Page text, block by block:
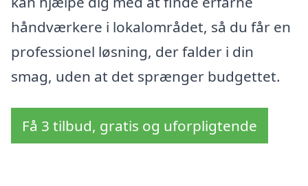
håndværkere i lokalområdet, så du får en
professionel løsning, der falder i din
smag, uden at det sprænger budgettet.
Få 3 tilbud, gratis og uforpligtende